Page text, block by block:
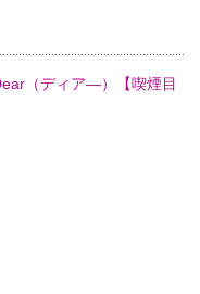
（ディア―）【喫煙目